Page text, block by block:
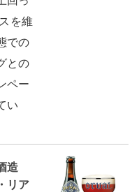
を維
での
との
ペー
い
造
リア